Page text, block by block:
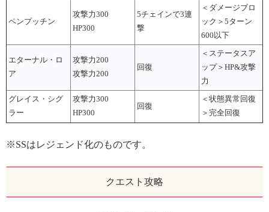
ペンプッチン
攻撃力300
HP300
5チェインで3連
撃
＜ダメージブロ
ック＞5ターン
600以下
エターナル・ロ
ア
攻撃力200
攻撃力200
回復
＜ステータスア
ップ＞HP&攻撃
力
グレイス・シグ
ラー
攻撃力300
HP300
回復
＜状態異常回復
＞完全回復
※SSはレジェンド化のものです。
クエスト攻略